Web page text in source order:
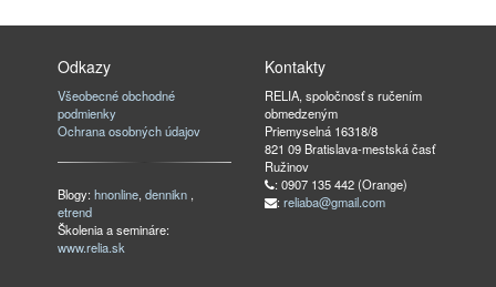
Odkazy
Všeobecné obchodné
podmienky
Ochrana osobných údajov
Blogy:hnonline,dennikn ,
etrend
Školenia a semináre:
www.relia.sk
Kontakty
RELIA, spoločnosť s ručením
obmedzeným
Priemyselná 16318/8
821 09 Bratislava-mestská časť
Ružinov
: 0907 135 442 (Orange)
: reliaba@gmail.com